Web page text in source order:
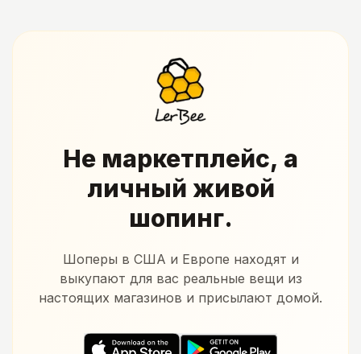
Не маркетплейс, а
личный живой
шопинг.
Шоперы в США и Европе находят и
выкупают для вас реальные вещи из
настоящих магазинов и присылают домой.